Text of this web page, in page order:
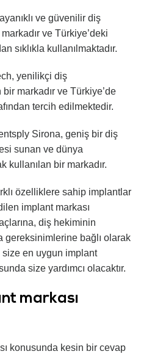
ve güvenilir diş
ve Türkiye’deki
sıklıkla kullanılmaktadır.
yenilikçi diş
markadır ve Türkiye’de
tercih edilmektedir.
Sirona, geniş bir diş
sunan ve dünya
kullanılan bir markadır.
özelliklere sahip implantlar
implant markası
diş hekiminin
gereksinimlerine bağlı olarak
en uygun implant
size yardımcı olacaktır.
markası
konusunda kesin bir cevap